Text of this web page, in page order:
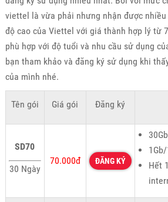
viettel là vừa phải nhưng nhận được
độ cao của Viettel với giá thành hợp lý từ
phù hợp với độ tuổi và nhu cầu sử dụng
bạn tham khảo và đăng ký sử dụng khi
của mình nhé.
Tên gói Giá gói Đăng ký
SD70
30 Ngày
70.000đ ĐĂNG KÝ
Hết